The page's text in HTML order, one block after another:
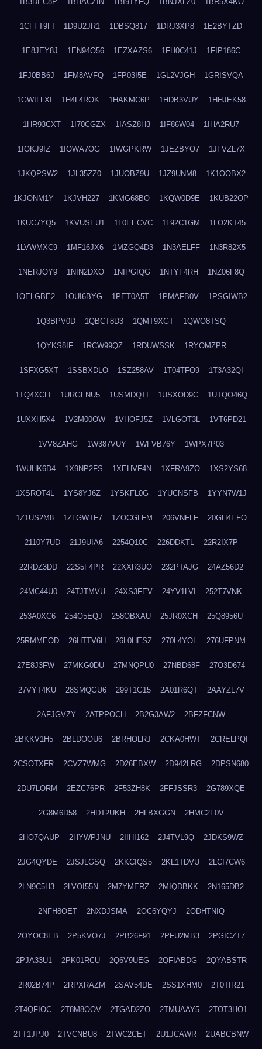
1CFFT9FI 1D9U2JR1 1DBSQ817 1DRJ3XP8 1E2BYTZD
1E8JEY8J 1EN94O56 1EZXAZS6 1FH0C41J 1FIP186C
1FJ0BB6J 1FM8AVFQ 1FP03I5E 1GL2VJGH 1GRISVQA
1GWILLXI 1H4L4ROK 1HAKMC6P 1HDB3VUY 1HHJEK58
1HR93CXT 1I70CGZX 1IASZ8H3 1IF86W04 1IHA2RU7
1IOKJ9IZ 1IOWA7OG 1IWGPKRW 1JEZBYO7 1JFVZL7X
1JKQPSW2 1JL35ZZ0 1JUOBZ9U 1JZ9UNM8 1K1OOBX2
1KJONM1Y 1KJVH227 1KMG68BO 1KQW0D9E 1KUB22OP
1KUC7YQ5 1KVUSEU1 1L0EECVC 1L92C1GM 1LO2KT45
1LVWMXC9 1MF16JX6 1MZGQ4D3 1N3AELFF 1N3R82X5
1NERJOY9 1NIN2DXO 1NIPGIQG 1NTYF4RH 1NZ06F8Q
1OELGBE2 1OUI6BYG 1PET0A5T 1PMAFB0V 1PSGIWB2
1Q3BPV0D 1QBCT8D3 1QMT9XGT 1QWO8TSQ
1QYKS8IF 1RCW99QZ 1RDUWSSK 1RYOMZPR
1SFXG5XT 1SSBXDLO 1SZ258AV 1T04TFO9 1T3A32QI
1TQ4XCLI 1URGFNU5 1USMDQTI 1USXOD9C 1UTQO46Q
1UXXH5X4 1V2M00OW 1VHOFJ5Z 1VLGOT3L 1VT6PD21
1VV8ZAHG 1W387VUY 1WFVB76Y 1WPX7P03
1WUHK6D4 1X9NP2FS 1XEHVF4N 1XFRA9ZO 1XS2YS68
1XSROT4L 1YS8YJ6Z 1YSKFL0G 1YUCNSFB 1YYN7W1J
1Z1US2M8 1ZLGWTF7 1ZOCGLFM 206VNFLF 20GH4EFO
2110Y7UD 21J9UIA6 2254Q10C 226DDKTL 22R2IX7P
22RDZ3DD 22S5F4PR 22XXR3UO 232PTAJG 24AZ56D2
24MC44U0 24TJTMVU 24XS3FEV 24YV1LVI 252T7VNK
253A0XC6 254O5EQJ 258OBXAU 25JR0XCH 25Q8956U
25RMMEOD 26HTTV6H 26L0HESZ 270L4YOL 276UFPNM
27E8J3FW 27MKG0DU 27MNQPU0 27NBD68F 27O3D674
27VYT4KU 28SMQGU6 299T1G15 2A01R6QT 2AAYZL7V
2AFJGVZY 2ATPPOCH 2B2G3AW2 2BFZFCNW
2BKKV1H5 2BLDOOU6 2BRHOLRJ 2CKA0HWT 2CRELPQI
2CSOTXFR 2CVZ7WMG 2D26EBXW 2D942LRG 2DPSN680
2DU7LORM 2EZC76PR 2F53ZH8K 2FFJSSR3 2G789XQE
2G8M6D58 2HDT2UKH 2HLBXGGN 2HMC2F0V
2HO7QAUP 2HYWPJNU 2IIHI162 2J4TVL9Q 2JDKS9WZ
2JG4QYDE 2JSJLGSQ 2KKCIQS5 2KL1TDVU 2LCI7CW6
2LN9C5H3 2LVOI55N 2M7YMERZ 2MIQDBKK 2N165DB2
2NFH8OET 2NXDJSMA 2OC6YQYJ 2ODHTNIQ
2OYOC8EB 2P5KVO7J 2PB26F91 2PFU2MB3 2PGICZT7
2PJA33U1 2PK01RCU 2Q6V9UEG 2QFIABDG 2QYABSTR
2R02B74P 2RPXRAZM 2SAV54DE 2SS1XHM0 2T0TIR21
2T4QFIOC 2T8M8OOV 2TGAD2ZO 2TMUAAY5 2TOT3HO1
2TT1JPJ0 2TVCNBU8 2TWC2CET 2U1JCAWR 2UABCBNW